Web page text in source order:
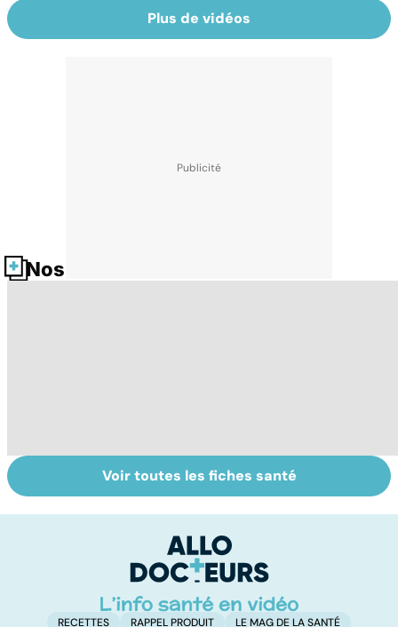
Plus de vidéos
Nos fiches santé
Tout savoir sur
les infections
Inflammation des
amygdales : que
d'angine ?
Voir toutes les fiches santé
RECETTES RAPPEL PRODUIT LE MAG DE LA SANTÉ